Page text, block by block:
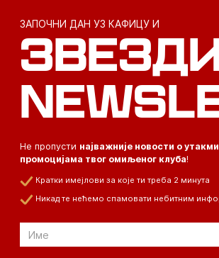
ЗАПОЧНИ ДАН УЗ КАФИЦУ И
Не пропусти најважније новости о
промоцијама твог омиљеног клуба!
Кратки имејлови за које ти треба 2 минута
Никад те нећемо спамовати небитним
Email